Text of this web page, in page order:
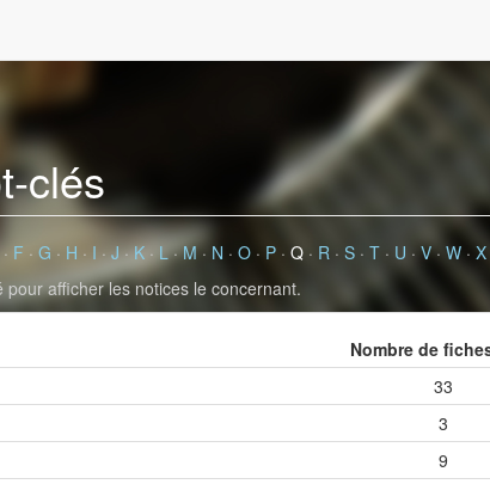
clés
F · G · H · I ·J·K· L·M· N · O· P· Q· R· S· T· U · V· W· X
afficher les notices le concernant.
Nombre de
33
3
9